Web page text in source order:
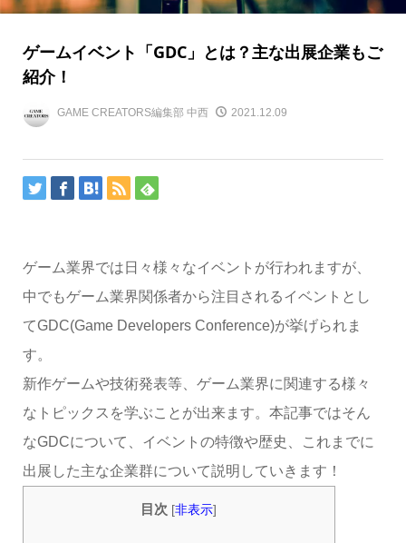
ゲームイベント「GDC」とは？主な出展企業もご
紹介！
GAME CREATORS編集部 中西 2021.12.09
ゲーム業界では日々様々なイベントが行われますが、
中でもゲーム業界関係者から注目されるイベントとし
てGDC(Game Developers Conference)が挙げられま
す。
新作ゲームや技術発表等、ゲーム業界に関連する様々
なトピックスを学ぶことが出来ます。本記事ではそん
なGDCについて、イベントの特徴や歴史、これまでに
出展した主な企業群について説明していきます！
目次 [非表示]